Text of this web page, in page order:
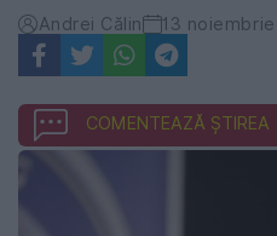
Andrei Călin 13
COMENTEAZĂ ȘTIREA